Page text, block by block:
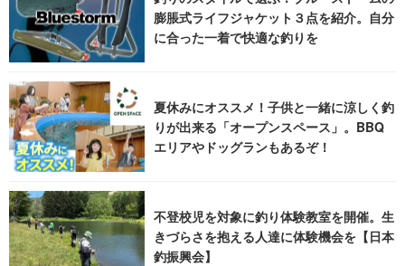
膨脹式ライフジャケット３点を紹介。自分
に合った一着で快適な釣りを
夏休みにオススメ！子供と一緒に涼しく釣
りが出来る「オープンスペース」。BBQ
エリアやドッグランもあるぞ！
不登校児を対象に釣り体験教室を開催。生
きづらさを抱える人達に体験機会を【日本
釣振興会】